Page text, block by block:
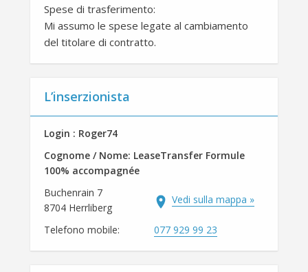
Spese di trasferimento:
Mi assumo le spese legate al cambiamento
del titolare di contratto.
L’inserzionista
Login : Roger74
Cognome / Nome: LeaseTransfer Formule
100% accompagnée
Buchenrain 7
8704 Herrliberg
Vedi sulla mappa »
Telefono mobile: 077 929 99 23